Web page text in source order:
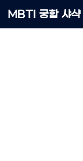
to
MBTI 궁합 샤샥